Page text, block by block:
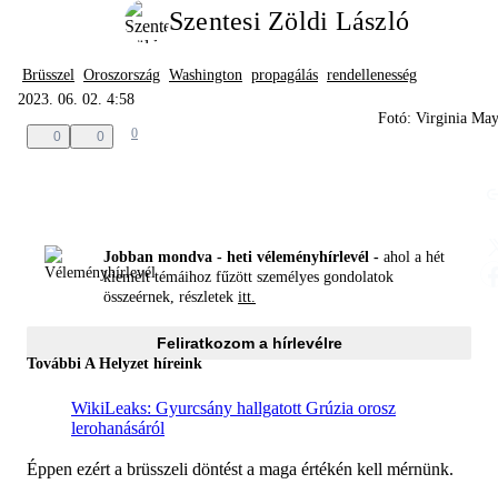
Szentesi Zöldi László
Brüsszel Oroszország Washington propagálás rendellenesség
2023. 06. 02. 4:58
Fotó: Virginia
0 0 0
Jobban mondva - heti véleményhírlevél - ahol a hét
kiemelt témáihoz fűzött személyes gondolatok
összeérnek, részletek itt.
Feliratkozom a hírlevélre
További A Helyzet híreink
WikiLeaks: Gyurcsány hallgatott Grúzia orosz
lerohanásáról
Éppen ezért a brüsszeli döntést a maga értékén kell mérnünk.